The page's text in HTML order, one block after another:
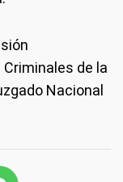
de la
Nacional